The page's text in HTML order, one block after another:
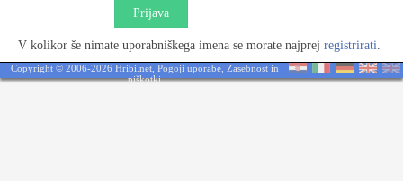
Prijava
V kolikor še nimate uporabniškega imena se morate najprej registrirati.
Copyright © 2006-2026 Hribi.net, Pogoji uporabe, Zasebnost in
piškotki